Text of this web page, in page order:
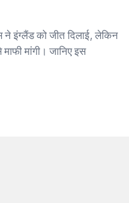
इंग्लैंड को जीत दिलाई, लेकिन
मांगी। जानिए इस